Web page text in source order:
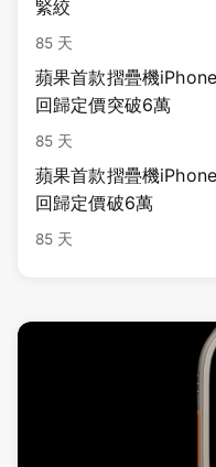
緊絞
85 天
蘋果首款摺疊機
回歸定價突破6萬
85 天
蘋果首款摺疊機
回歸定價破6萬
85 天